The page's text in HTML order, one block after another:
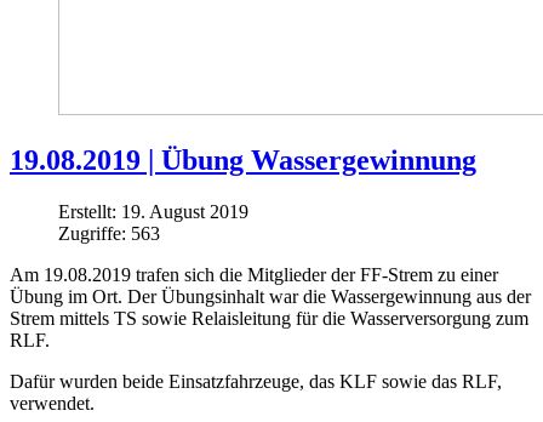
19.08.2019 | Übung Wassergewinnung
Erstellt: 19. August 2019
Zugriffe: 563
Am 19.08.2019 trafen sich die Mitglieder der FF-Strem zu einer
Übung im Ort. Der Übungsinhalt war die Wassergewinnung aus der
Strem mittels TS sowie Relaisleitung für die Wasserversorgung zum
RLF.
Dafür wurden beide Einsatzfahrzeuge, das KLF sowie das RLF,
verwendet.